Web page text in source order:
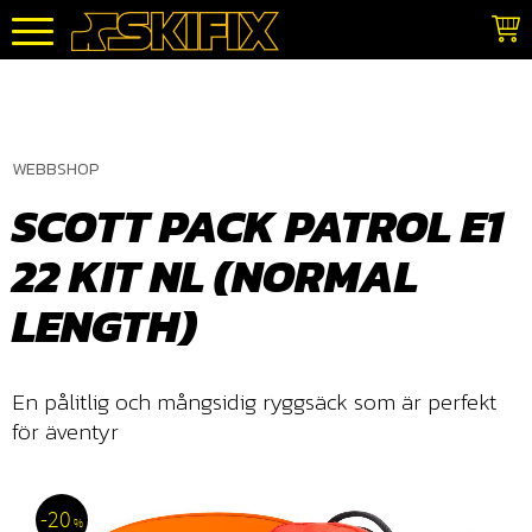
Meny
WEBBSHOP
SCOTT PACK PATROL E1
22 KIT NL (NORMAL
LENGTH)
​En pålitlig och mångsidig ryggsäck som är perfekt
för äventyr
20 %